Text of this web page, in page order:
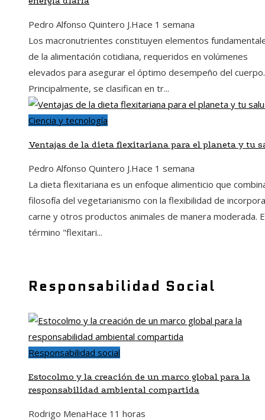
Pedro Alfonso Quintero J.Hace 1 semana
Los macronutrientes constituyen elementos
de la alimentación cotidiana, requeridos en volúmenes
elevados para asegurar el óptimo desempeño del cuerpo.
Principalmente, se clasifican en tr...
Ciencia y tecnología
Ventajas de la dieta flexitariana para el planeta y tu
Pedro Alfonso Quintero J.Hace 1 semana
La dieta flexitariana es un enfoque alimenticio que
filosofía del vegetarianismo con la flexibilidad de
carne y otros productos animales de manera moderada.
término "flexitari...
Responsabilidad Social
Responsabilidad social
Estocolmo y la creación de un marco global para la
responsabilidad ambiental compartida
Rodrigo MenaHace 11 horas